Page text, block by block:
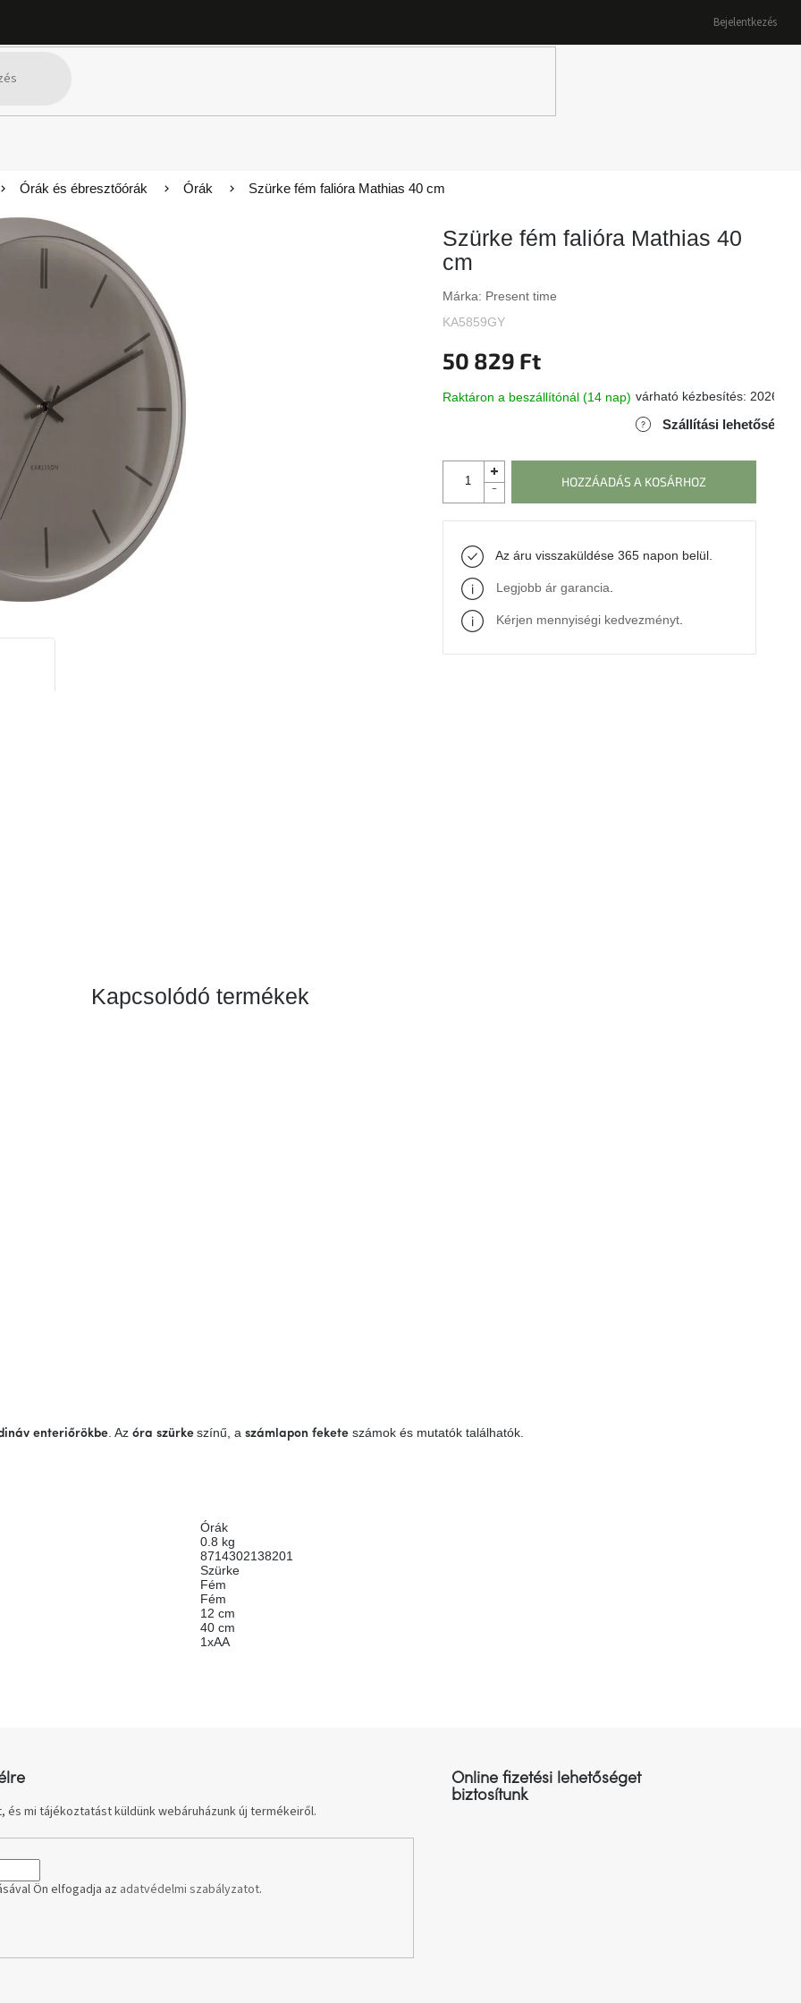
Bejelentkezés
Órák és ébresztőórák Órák Szürke fém falióra Mathias 40 cm
Szürke fém falióra Mathias 40
cm
Márka: Present time
KA5859GY
50 829 Ft
Raktáron a beszállítónál (14 nap) várható kézbesítés:
Szállítási lehetőségek
HOZZÁADÁS A KOSÁRHOZ
Az áru visszaküldése 365 napon belül.
Legjobb ár garancia
Kérjen mennyiségi kedvezményt.
Kapcsolódó termékek
enteriőrökbe . Az óra szürke színű, a számlapon fekete számok és mutatók találhatók.
Órák
0.8 kg
8714302138201
Szürke
Fém
Fém
12 cm
40 cm
1xAA
és mi tájékoztatást küldünk webáruházunk új termékeiről.
Ön elfogadja az adatvédelmi szabályzatot.
Online fizetési lehetőséget
biztosítunk